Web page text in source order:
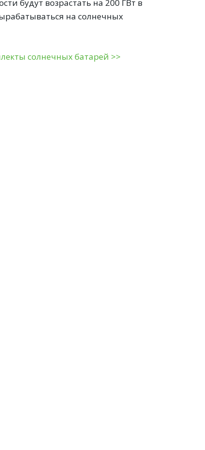
будут возрастать на 200 ГВт в
на солнечных
солнечных батарей >>